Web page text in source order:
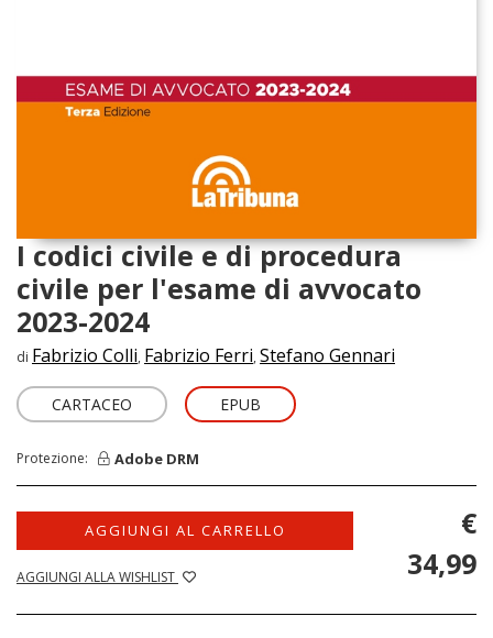
I codici civile e di procedura
civile per l'esame di avvocato
2023-2024
di Fabrizio Colli, Fabrizio Ferri, Stefano Gennari
CARTACEO EPUB
Protezione: Adobe DRM
AGGIUNGI AL CARRELLO
AGGIUNGI ALLA WISHLIST
€
34,99